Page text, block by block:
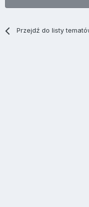
Przejdź do listy